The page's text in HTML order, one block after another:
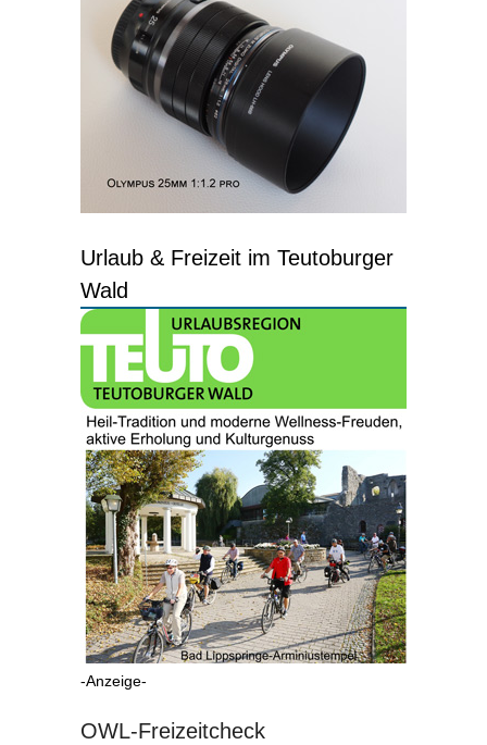
Urlaub & Freizeit im Teutoburger
Wald
-Anzeige-
OWL-Freizeitcheck